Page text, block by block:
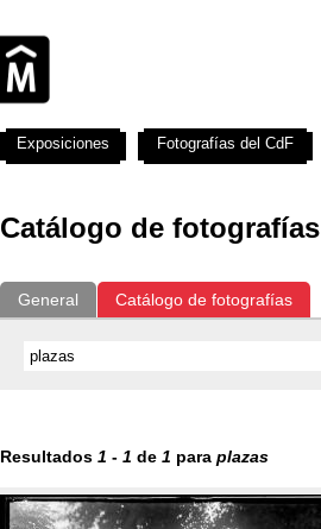
Catálogo de fotografías
General Catálogo de fotografías
Resultados 1 - 1 de 1 para plazas
Exposiciones Fotografías del CdF